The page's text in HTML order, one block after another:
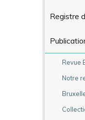
Registre
Revue
Notre